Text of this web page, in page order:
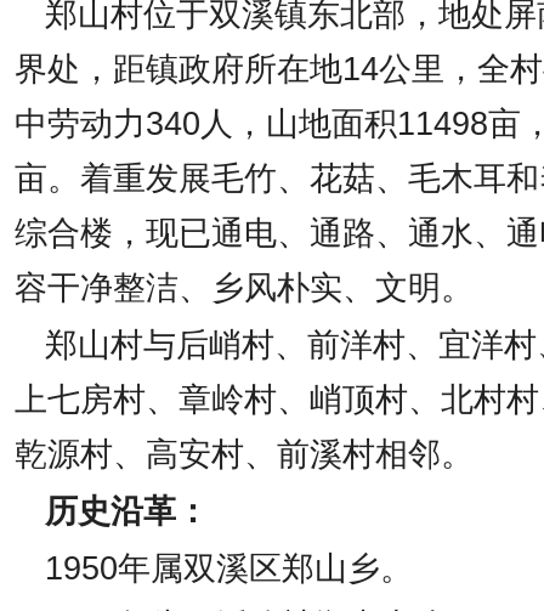
郑山村位于双溪镇东北部 ，地处
界处，距镇政府所在地14公里，全
中劳动力340 人，山地面积11498亩
亩。着重发展毛竹、花菇、毛木耳
综合楼，现已通电、通路、通水、
容干净整洁、乡风朴实、文明。
郑山村与后峭村、前洋村、宜洋
上七房村、章岭村、峭顶村、北村
乾源村、高安村、前溪村相邻。
历史沿革：
1950年属双溪区郑山乡。